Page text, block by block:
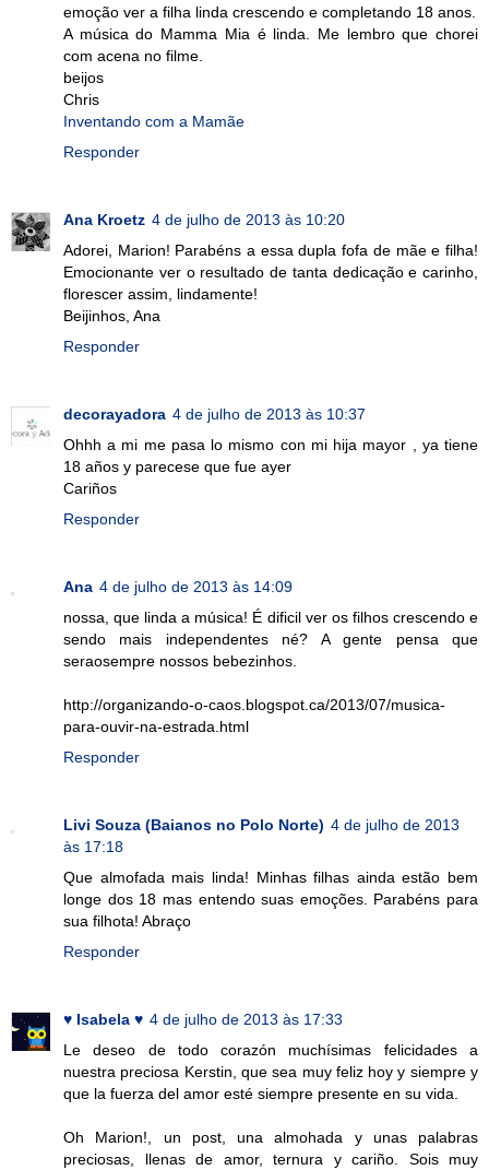
emoção ver a filha linda crescendo e completando 18 anos.
A música do Mamma Mia é linda. Me lembro que chorei
com acena no filme.
beijos
Chris
Inventando com a Mamãe
Responder
Ana Kroetz 4 de julho de 2013 às 10:20
Adorei, Marion! Parabéns a essa dupla fofa de mãe e filha!
Emocionante ver o resultado de tanta dedicação e carinho,
florescer assim, lindamente!
Beijinhos, Ana
Responder
decorayadora 4 de julho de 2013 às 10:37
Ohhh a mi me pasa lo mismo con mi hija mayor , ya tiene
18 años y parecese que fue ayer
Cariños
Responder
Ana 4 de julho de 2013 às 14:09
nossa, que linda a música! É dificil ver os filhos crescendo e
sendo mais independentes né? A gente pensa que
seraosempre nossos bebezinhos.
http://organizando-o-caos.blogspot.ca/2013/07/musica-
para-ouvir-na-estrada.html
Responder
Livi Souza (Baianos no Polo Norte) 4 de julho de 2013
às 17:18
Que almofada mais linda! Minhas filhas ainda estão bem
longe dos 18 mas entendo suas emoções. Parabéns para
sua filhota! Abraço
Responder
♥ Isabela ♥ 4 de julho de 2013 às 17:33
Le deseo de todo corazón muchísimas felicidades a
nuestra preciosa Kerstin, que sea muy feliz hoy y siempre y
que la fuerza del amor esté siempre presente en su vida.
Oh Marion!, un post, una almohada y unas palabras
preciosas, llenas de amor, ternura y cariño. Sois muy